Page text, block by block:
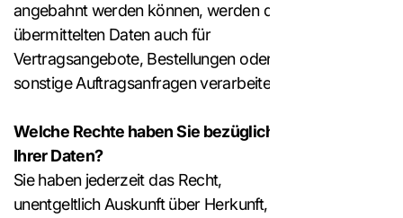
angebahnt werden können, werden die
übermittelten Daten auch für
Vertragsangebote, Bestellungen oder
sonstige Auftragsanfragen verarbeitet.
Welche Rechte haben Sie bezüglich
Ihrer Daten?
Sie haben jederzeit das Recht,
unentgeltlich Auskunft über Herkunft,